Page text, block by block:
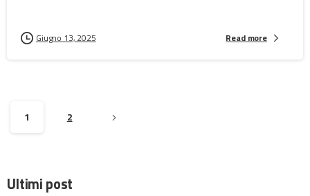
Giugno 13, 2025 Read more
1 2
Ultimi post